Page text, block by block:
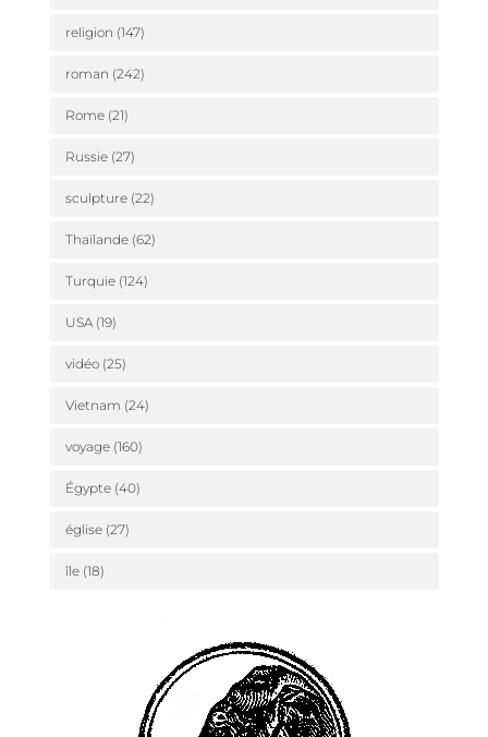
religion (147)
roman (242)
Rome(21)
Russie(27)
sculpture(22)
Thaïlande(62)
Turquie(124)
USA(19)
vidéo(25)
Vietnam (24)
voyage(160)
Égypte(40)
église(27)
île(18)